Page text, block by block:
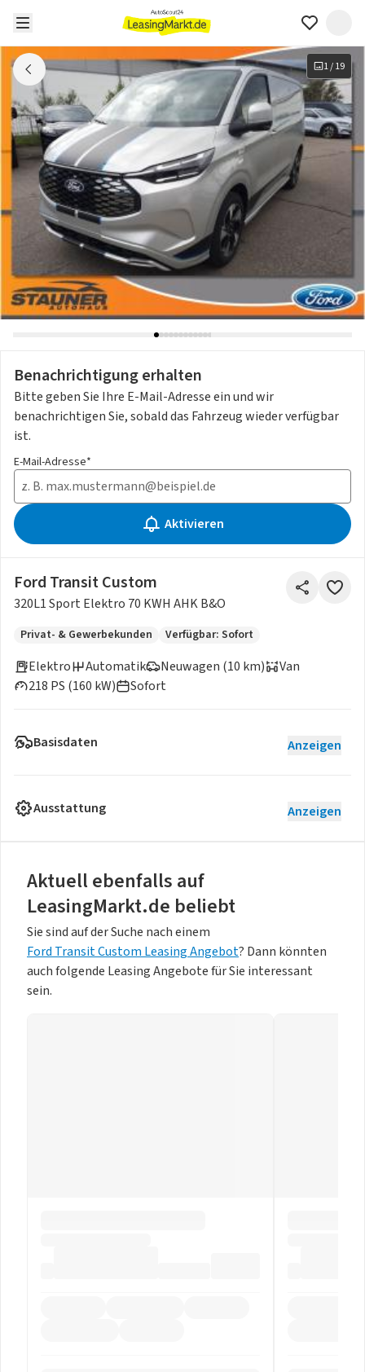
1/19
Benachrichtigung erhalten
Bitte geben Sie Ihre E-Mail-Adresse ein und wir
benachrichtigen Sie, sobald das Fahrzeug wieder verfügbar
ist.
E-Mail-Adresse*
Aktivieren
Ford Transit Custom
320L1 Sport Elektro 70 KWH AHK B&O
Privat- & Gewerbekunden Verfügbar: Sofort
Elektro
Neuwagen (10 km)
218 PS (160 kW)
Automatik
Van
Sofort
Basisdaten Anzeigen
Ausstattung Anzeigen
Aktuell ebenfalls auf
LeasingMarkt.de beliebt
Sie sind auf der Suche nach einem
Ford Transit Custom Leasing Angebot? Dann könnten
auch folgende Leasing Angebote für Sie interessant
sein.